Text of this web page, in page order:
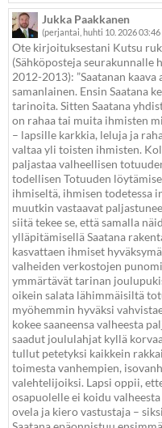
Jukka Paakkanen
(perjantai, huhti 10. 2026 03:46
Ote kirjoituksestani Kutsu
(Sähköposteja seurakunnalle
2012-2013): ”Saatanan
samanlainen. Ensin Saatana
tarinoita. Sitten Saatana
on rahaa tai muita ihmisten
– lapsille karkkia, leluja ja
valtaa yli toisten ihmisten.
paljastaa valheellisen
todellisen Totuuden
ihmiseltä, ihmisen todetessa
muutkin vastaavat
siitä tekee se, että samalla
ylläpitämisellä Saatana
kasvattaen ihmiset
valheiden verkostojen
ymmärtävät tarinan
oikein salata lähimmäisiltä
myöhemmin hyväksi
kokee saaneensa valheesta
saadut joululahjat kyllä
tullut petetyksi kaikkein
toimesta vanhempien,
valehtelijoiksi. Lapsi oppii,
osapuolelle ei koidu
ovela ja kiero vastustaja –